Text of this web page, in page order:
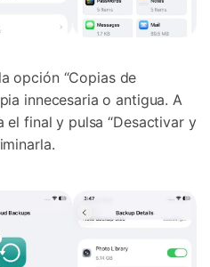
opción “Copias de
innecesaria o antigua. A
el final y pulsa “Desactivar y